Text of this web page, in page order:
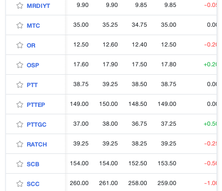
MRDIYT 9.90 9.90 9.85 9.85 -0.05
MTC 35.00 35.25 34.75 35.00 0.00
OR 12.50 12.60 12.40 12.50 -0.20
OSP 17.60 17.90 17.50 17.80 +0.20
PTT 38.75 39.25 38.50 38.75 0.00
PTTEP 149.00 150.00 148.50 149.00 0.00
PTTGC 37.00 38.00 36.75 37.25 +0.50
RATCH 39.25 39.25 38.25 39.25 -0.25
SCB 154.00 154.00 152.50 153.50 -0.50
SCC 260.00 261.00 258.00 259.00 -1.00